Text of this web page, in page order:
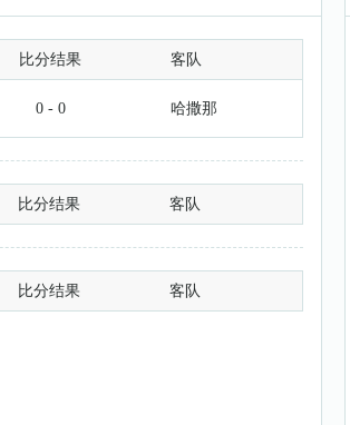
比分结果 客队
0 - 0 哈撒那
比分结果 客队
比分结果 客队